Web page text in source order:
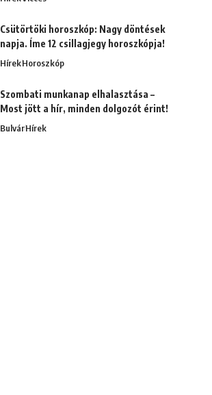
Csütörtöki horoszkóp: Nagy döntések
napja. Íme 12 csillagjegy horoszkópja!
HírekHoroszkóp
Szombati munkanap elhalasztása –
Most jött a hír, minden dolgozót érint!
BulvárHírek